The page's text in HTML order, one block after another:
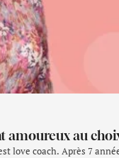
amoureux au
love coach. Après 7